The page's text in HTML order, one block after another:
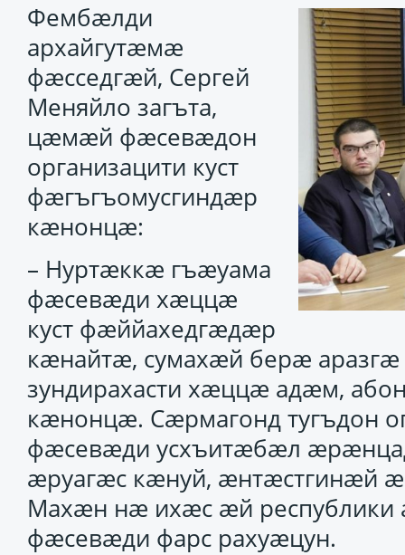
Фембӕлди
архайгутӕмӕ
фӕсседгӕй, Сергей
Меняйло загъта,
цӕмӕй фӕсевӕдон
организацити куст
фӕгъгъомусгиндӕр
кӕнонцӕ:
– Нуртӕккӕ гъӕуама
фӕсевӕди хӕццӕ
куст фӕййахедгӕдӕр
кӕнайтӕ, сумахӕй берӕ
зундирахасти хӕццӕ адӕм,
кӕнонцӕ. Сӕрмагонд тугъдон
фӕсевӕди усхъитӕбӕл
ӕруагӕс кӕнуй, ӕнтӕстгинӕй
Махӕн нӕ ихӕс ӕй
фӕсевӕди фарс рахуӕцун.